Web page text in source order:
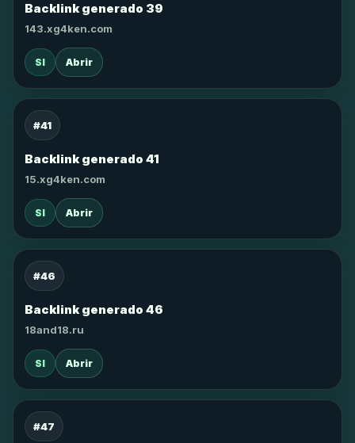
Backlink generado 39
143.xg4ken.com
SI Abrir
#41
Backlink generado 41
15.xg4ken.com
SI Abrir
#46
Backlink generado 46
18and18.ru
SI Abrir
#47